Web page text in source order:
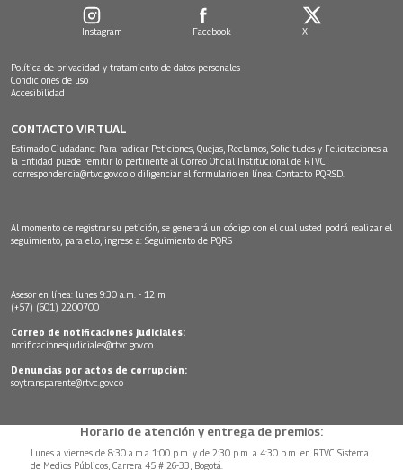
Instagram Facebook X
Política de privacidad y tratamiento de datos personales
Condiciones de uso
Accesibilidad
CONTACTO VIRTUAL
Estimado Ciudadano: Para radicar Peticiones, Quejas, Reclamos, Solicitudes y Felicitaciones a
la Entidad puede remitir lo pertinente al Correo Oficial Institucional de RTVC
correspondencia@rtvc.gov.co o diligenciar el formulario en línea: Contacto PQRSD.
Al momento de registrar su petición, se generará un código con el cual usted podrá realizar el
seguimiento, para ello, ingrese a: Seguimiento de PQRS
Asesor en línea: lunes 9:30 a.m. - 12 m
(+57) (601) 2200700
Correo de notificaciones judiciales:
notificacionesjudiciales@rtvc.gov.co
Denuncias por actos de corrupción:
soytransparente@rtvc.gov.co
Horario de atención y entrega de premios:
Lunes a viernes de 8:30 a.m.a 1:00 p.m. y de 2:30 p.m. a 4:30 p.m. en RTVC Sistema
de Medios Públicos, Carrera 45 # 26-33, Bogotá.